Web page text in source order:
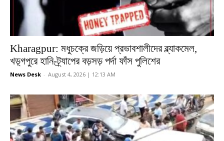
Kharagpur: মধুচক্রে জড়িয়ে প্রভাবশালীদের ব্ল্যাকমেল,
খড়্গপুরে হানি-ট্র্যাপের বড়সড় পর্দা ফাঁস পুলিশের
News Desk - August 4, 2026 | 12:13 AM